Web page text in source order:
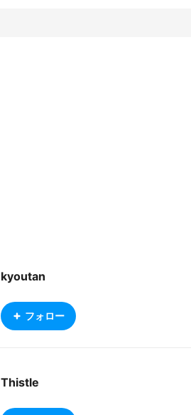
kyoutan
フォロー
Thistle